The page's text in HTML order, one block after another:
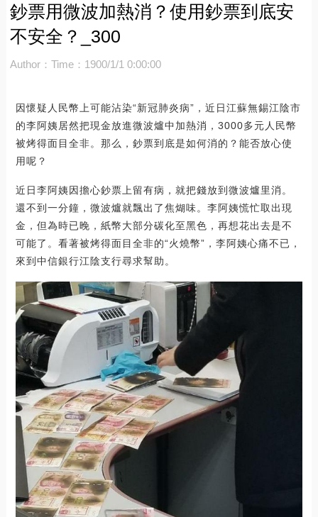
鈔票用微波加熱消？使用鈔票到底安
不安全？_300
Author： Time：1900/1/1 0:00:00
因懷疑人民幣上可能沾染“新冠肺炎病”，近日江蘇無錫江陰市
的李阿姨居然把現金放進微波爐中加熱消，3000多元人民幣
被烤得面目全非。那么，鈔票到底是如何消的？能否放心使
用呢？
近日李阿姨因擔心鈔票上留有病，就把錢放到微波爐里消。
還不到一分鐘，微波爐就飄出了焦煳味。李阿姨慌忙取出現
金，但為時已晚，紙幣大部分碳化至黑色，再想花出去是不
可能了。看著被烤得面目全非的“火燒幣”，李阿姨心痛不已，
來到中信銀行江陰支行尋求幫助。